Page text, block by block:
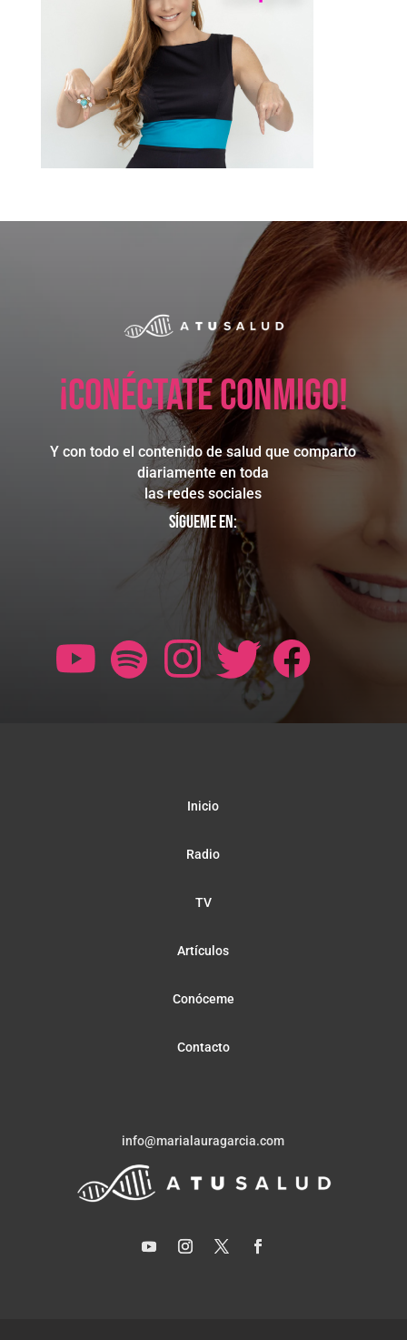
¡Conéctate conmigo!
Y con todo el contenido de salud que comparto
diariamente en toda
las redes sociales
Sígueme en:
Inicio
Radio
TV
Artículos
Conóceme
Contacto
info@marialauragarcia.com